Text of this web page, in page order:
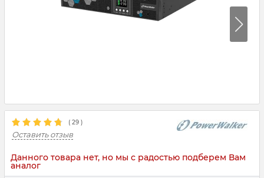
( 29 )
Оставить отзыв
Данного товара нет, но мы с радостью подберем Вам
аналог